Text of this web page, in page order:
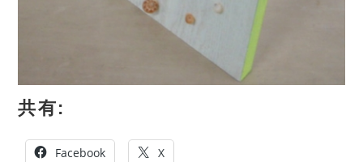
共有:
Facebook X